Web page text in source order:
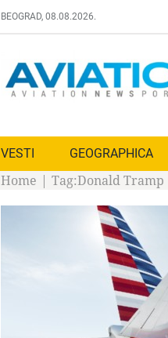
BEOGRAD, 08.08.2026.
VESTI GEOGRAPHICA
Home | Tag:Donald Tramp